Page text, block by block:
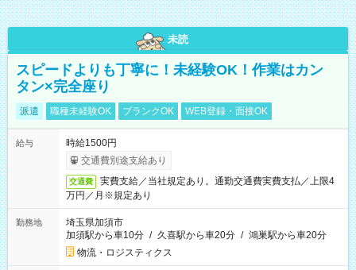
未読
スピードよりも丁寧に！未経験OK！作業はカン
タン×完全座り
派遣 職種未経験OK ブランクOK WEB登録・面接OK
給与
時給1500円
交通費別途支給あり
交通費
実費支給／当社規定あり。通勤交通費実費支払／上限4
万円／月※規定あり
勤務地
埼玉県加須市
加須駅から車10分 / 久喜駅から車20分 / 鴻巣駅から車20分
物流・ロジスティクス